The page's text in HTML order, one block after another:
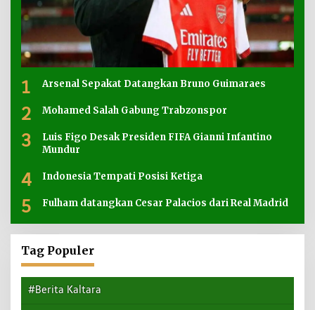
1 Arsenal Sepakat Datangkan Bruno Guimaraes
2 Mohamed Salah Gabung Trabzonspor
3
Luis Figo Desak Presiden FIFA Gianni Infantino
Mundur
4 Indonesia Tempati Posisi Ketiga
5 Fulham datangkan Cesar Palacios dari Real Madrid
Tag Populer
#Berita Kaltara